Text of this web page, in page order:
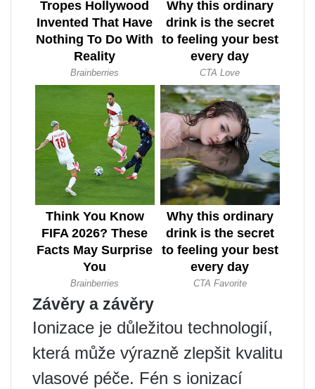
Závěry a závěry
Ionizace je důležitou technologií,
která může výrazně zlepšit kvalitu
vlasové péče. Fén s ionizací